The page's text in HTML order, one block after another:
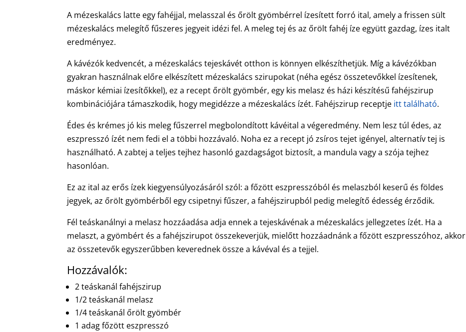
A mézeskalács latte egy fahéjjal, melasszal és őrölt gyömbérrel ízesített forró ital, amely a frissen sült
mézeskalács melegítő fűszeres jegyeit idézi fel. A meleg tej és az őrölt fahéj íze együtt gazdag, ízes italt
eredményez.
A kávézók kedvencét, a mézeskalács tejeskávét otthon is könnyen elkészíthetjük. Míg a kávézókban
gyakran használnak előre elkészített mézeskalács szirupokat (néha egész összetevőkkel ízesítenek,
máskor kémiai ízesítőkkel), ez a recept őrölt gyömbér, egy kis melasz és házi készítésű fahéjszirup
kombinációjára támaszkodik, hogy megidézze a mézeskalács ízét. Fahéjszirup receptje itt található.
Édes és krémes jó kis meleg fűszerrel megbolondított kávéital a végeredmény. Nem lesz túl édes, az
eszpresszó ízét nem fedi el a többi hozzávaló. Noha ez a recept jó zsíros tejet igényel, alternatív tej is
használható. A zabtej a teljes tejhez hasonló gazdagságot biztosít, a mandula vagy a szója tejhez
hasonlóan.
Ez az ital az erős ízek kiegyensúlyozásáról szól: a főzött eszpresszóból és melaszból keserű és földes
jegyek, az őrölt gyömbérből egy csipetnyi fűszer, a fahéjszirupból pedig melegítő édesség érződik.
Fél teáskanálnyi a melasz hozzáadása adja ennek a tejeskávénak a mézeskalács jellegzetes ízét. Ha a
melaszt, a gyömbért és a fahéjszirupot összekeverjük, mielőtt hozzáadnánk a főzött eszpresszóhoz, akkor
az összetevők egyszerűbben keverednek össze a kávéval és a tejjel.
Hozzávalók:
2 teáskanál fahéjszirup
1/2 teáskanál melasz
1/4 teáskanál őrölt gyömbér
1 adag főzött eszpresszó